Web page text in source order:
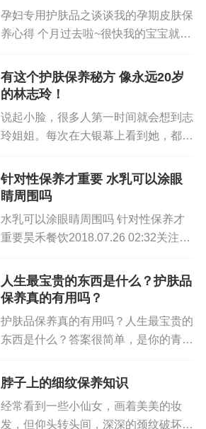
孕妇专用护肤品之谈谈我的孕期皮肤保
养心得 个月过去啦~很快我的宝宝就要
是一家银行的理财经理，因为工作繁
忙，因此怀孕到现在 我一直都在工
妇，所以午休...
有这个护肤保养秘方 像永远20岁
的林志玲！
说起小脸，很多人第一时间就会想到志
玲姐姐。每次在大银幕上看到她，都忍
姐》的颜值，志玲姐姐无论面对多么新
奇的挑战，总能展现出青春活力的一
脸上都看不出...
针对性保养才重要 水乳可以涂眼
睛周围吗
水乳可以涂眼睛周围吗 针对性保养才
重要昊禾餐饮2018.07.26 02:32关注确
数都要成百上千次，那么眼睛周围的皮
肤也会经常处于一个非常大的运动量状
人生最宝贵的东西是什么？护肤品
保养真的有用吗？
护肤品保养真的有用吗？人生最宝贵的
东西是什么？答案很简单，是你的青
面膜，但是你保养自己的时间少不了。
致，但至少要有规律。因为我就是一个
脖子上的细纹保养知识
经常看到一些小仙女，画着美美的妆
发，但仰头转头间，深深的颈纹破坏了